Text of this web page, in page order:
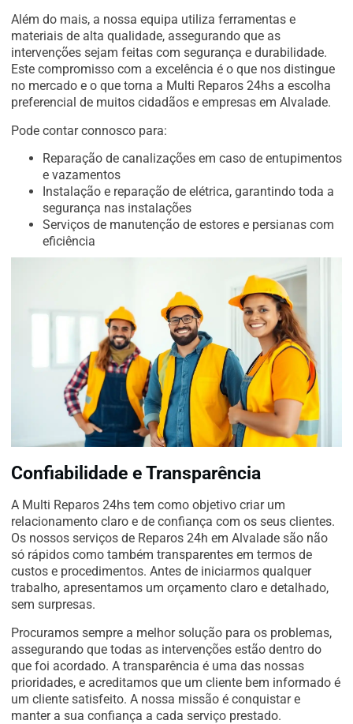
Além do mais, a nossa equipa utiliza ferramentas e
materiais de alta qualidade, assegurando que as
intervenções sejam feitas com segurança e durabilidade.
Este compromisso com a excelência é o que nos distingue
no mercado e o que torna a Multi Reparos 24hs a escolha
preferencial de muitos cidadãos e empresas em Alvalade.
Pode contar connosco para:
Reparação de canalizações em caso de entupimentos
e vazamentos
Instalação e reparação de elétrica, garantindo toda a
segurança nas instalações
Serviços de manutenção de estores e persianas com
eficiência
Confiabilidade e Transparência
A Multi Reparos 24hs tem como objetivo criar um
relacionamento claro e de confiança com os seus clientes.
Os nossos serviços de Reparos 24h em Alvalade são não
só rápidos como também transparentes em termos de
custos e procedimentos. Antes de iniciarmos qualquer
trabalho, apresentamos um orçamento claro e detalhado,
sem surpresas.
Procuramos sempre a melhor solução para os problemas,
assegurando que todas as intervenções estão dentro do
que foi acordado. A transparência é uma das nossas
prioridades, e acreditamos que um cliente bem informado é
um cliente satisfeito. A nossa missão é conquistar e
manter a sua confiança a cada serviço prestado.